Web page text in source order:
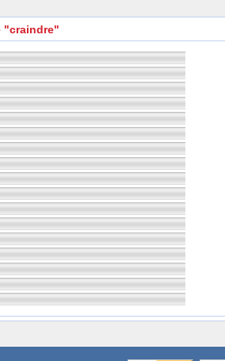
"craindre"